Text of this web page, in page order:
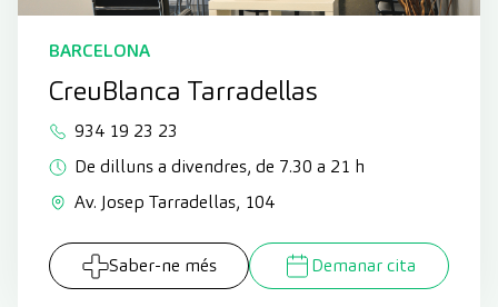
BARCELONA
CreuBlanca Tarradellas
934 19 23 23
De dilluns a divendres, de 7.30 a 21 h
Av. Josep Tarradellas, 104
Saber-ne més Demanar cita